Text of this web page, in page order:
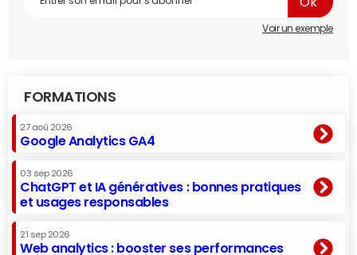
Voir un exemple
FORMATIONS
27 aoû 2026
Google Analytics GA4
03 sep 2026
ChatGPT et IA génératives : bonnes pratiques
et usages responsables
21 sep 2026
Web analytics : booster ses performances